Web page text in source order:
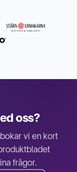
oss?
vi en kort
frågor.